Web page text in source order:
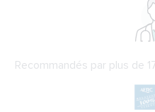
Recommandés par plus de